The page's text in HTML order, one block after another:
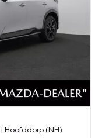
| Hoofddorp (NH)